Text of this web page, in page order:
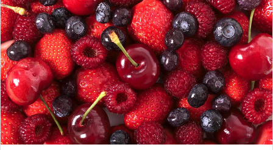
полной потерей урожая. Как отмечает канал
«Сделай сам», на поверхности плодов есть
естественный восковой налёт, который играет
роль природного барьера. Он защищает ягоды
от пересыхания, бактерий и плесени. При
смывании этого слоя плоды быстро начинают
темнеть, покрываться налётом и терять вкус.
Чтобы ягоды сохранили свежесть, специалисты
рекомендуют: